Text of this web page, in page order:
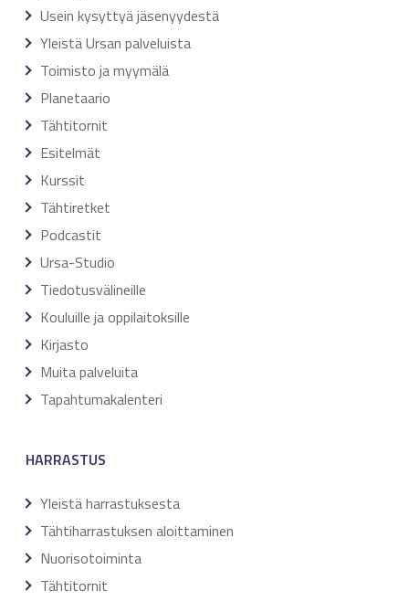
Usein kysyttyä jäsenyydestä
Yleistä Ursan palveluista
Toimisto ja myymälä
Planetaario
Tähtitornit
Esitelmät
Kurssit
Tähtiretket
Podcastit
Ursa-Studio
Tiedotusvälineille
Kouluille ja oppilaitoksille
Kirjasto
Muita palveluita
Tapahtumakalenteri
HARRASTUS
Yleistä harrastuksesta
Tähtiharrastuksen aloittaminen
Nuorisotoiminta
Tähtitornit